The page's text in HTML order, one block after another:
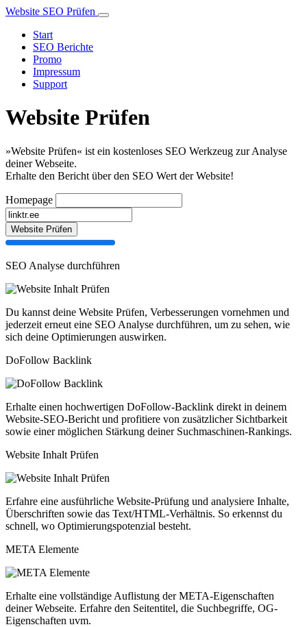
Website SEO Prüfen
Start
SEO Berichte
Promo
Impressum
Support
Website Prüfen
»Website Prüfen« ist ein kostenloses SEO Werkzeug zur Analyse
deiner Webseite.
Erhalte den Bericht über den SEO Wert der Website!
Homepage
Website Prüfen
SEO Analyse durchführen
Du kannst deine Website Prüfen, Verbesserungen vornehmen und
jederzeit erneut eine SEO Analyse durchführen, um zu sehen, wie
sich deine Optimierungen auswirken.
DoFollow Backlink
Erhalte einen hochwertigen DoFollow-Backlink direkt in deinem
Website-SEO-Bericht und profitiere von zusätzlicher Sichtbarkeit
sowie einer möglichen Stärkung deiner Suchmaschinen-Rankings.
Website Inhalt Prüfen
Erfahre eine ausführliche Website-Prüfung und analysiere Inhalte,
Überschriften sowie das Text/HTML-Verhältnis. So erkennst du
schnell, wo Optimierungspotenzial besteht.
META Elemente
Erhalte eine vollständige Auflistung der META-Eigenschaften
deiner Webseite. Erfahre den Seitentitel, die Suchbegriffe, OG-
Eigenschaften uvm.